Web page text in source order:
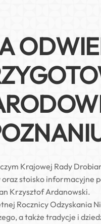
Krajowej Rady
stoisko informacyjne
Krzysztof Ardanowski.
Rocznicy Odzyskania
a także tradycje i